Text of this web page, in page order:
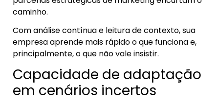
caminho.
Com análise contínua e leitura de contexto, sua
empresa aprende mais rápido o que funciona e,
principalmente, o que não vale insistir.
Capacidade de adaptação
em cenários incertos